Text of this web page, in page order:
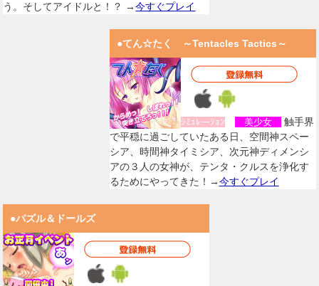
う。そしてアイドルと！？ →今すぐプレイ
●てん☆たく ～Tentacles Tactics～
ｼﾐｭﾚーｼｮﾝ 美少女
触手界
で平穏に過ごしていたある日、空間神スペー
シア、時間神タイミシア、次元神ディメンシ
アの３人の女神が、テンタ・クルスを浄化す
るためにやってきた！→今すぐプレイ
●パズル＆ドールズ